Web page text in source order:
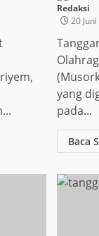
Redaksi
20
yang
pada...
Baca